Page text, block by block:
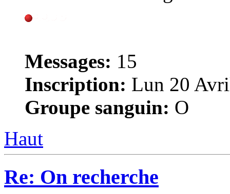
Messages: 15
Inscription: Lun 20
Groupe sanguin: O
Haut
Re: On recherche